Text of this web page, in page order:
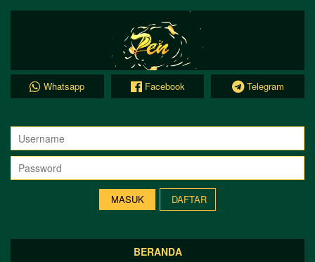
Whatsapp Facebook Telegram
DAFTAR
BERANDA